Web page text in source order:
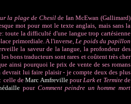
la plage de Chesilde Ian McEwan (Gallimard)
mot pour mot le texte anglais, mais sans la
toute la difficulté d'une langue trop cartésienne
primordiale. A l'inverse,Le poids du papillon
la saveur de la langue, la profondeur des
bons traducteurs sont rares et coûtent très cher
ainsi pourquoi le prix de vente de ses romans
devrait lui faire plaisir - je compte deux des plus
celle deMarc AmfrevillepourLark et Termitede
pour Comment peindre un homme mort